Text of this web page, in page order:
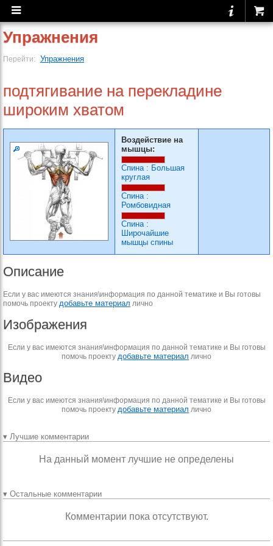
Упражнения
Перейти: Упражнения
подтягивание на перекладине
широким хватом
Воздействие на
мышцы:
Спина: Большая
круглая
Спина:
Ромбовидная
Спина:
Широчайшие
мышцы спины
Описание
Если у вас имеются знания\информация по данной тематике и Вы готовы
помочь проекту добавьте материал лично
Изображения
Если у вас имеются знания\информация по данной тематике и Вы готовы
помочь проекту добавьте материал лично
Видео
Если у вас имеются знания\информация по данной тематике и Вы готовы
помочь проекту добавьте материал лично
▾ Лучшие комментарии
На данный момент лучшие не определены
▾ Остальные комментарии
Комментарии пока отсутствуют.